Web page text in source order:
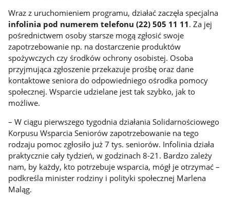
Wraz z uruchomieniem programu, działać zaczęła specjalna
infolinia pod numerem telefonu (22) 505 11 11. Za jej
pośrednictwem osoby starsze mogą zgłosić swoje
zapotrzebowanie np. na dostarczenie produktów
spożywczych czy środków ochrony osobistej. Osoba
przyjmująca zgłoszenie przekazuje prośbę oraz dane
kontaktowe seniora do odpowiedniego ośrodka pomocy
społecznej. Wsparcie udzielane jest tak szybko, jak to
możliwe.
– W ciągu pierwszego tygodnia działania Solidarnościowego
Korpusu Wsparcia Seniorów zapotrzebowanie na tego
rodzaju pomoc zgłosiło już 7 tys. seniorów. Infolinia działa
praktycznie cały tydzień, w godzinach 8-21. Bardzo zależy
nam, by każdy, kto potrzebuje wsparcia, mógł je otrzymać –
podkreśla minister rodziny i polityki społecznej Marlena
Maląg.